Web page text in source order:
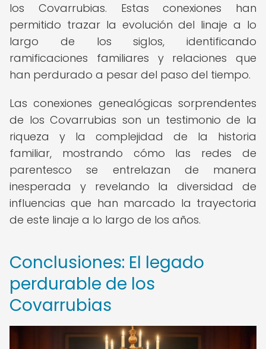
los Covarrubias. Estas conexiones han
permitido trazar la evolución del linaje a lo
largo de los siglos, identificando
ramificaciones familiares y relaciones que
han perdurado a pesar del paso del tiempo.
Las conexiones genealógicas sorprendentes
de los Covarrubias son un testimonio de la
riqueza y la complejidad de la historia
familiar, mostrando cómo las redes de
parentesco se entrelazan de manera
inesperada y revelando la diversidad de
influencias que han marcado la trayectoria
de este linaje a lo largo de los años.
Conclusiones: El legado
perdurable de los
Covarrubias